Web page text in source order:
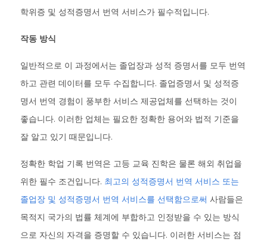
학위증 및 성적증명서 번역 서비스가 필수적입니다.
작동 방식
일반적으로 이 과정에서는 졸업장과 성적 증명서를 모두 번역
하고 관련 데이터를 모두 수집합니다. 졸업증명서 및 성적증
명서 번역 경험이 풍부한 서비스 제공업체를 선택하는 것이
좋습니다. 이러한 업체는 필요한 정확한 용어와 법적 기준을
잘 알고 있기 때문입니다.
정확한 학업 기록 번역은 고등 교육 진학은 물론 해외 취업을
위한 필수 조건입니다. 최고의 성적증명서 번역 서비스 또는
졸업장 및 성적증명서 번역 서비스를 선택함으로써 사람들은
목적지 국가의 법률 체계에 부합하고 인정받을 수 있는 방식
으로 자신의 자격을 증명할 수 있습니다. 이러한 서비스는 점